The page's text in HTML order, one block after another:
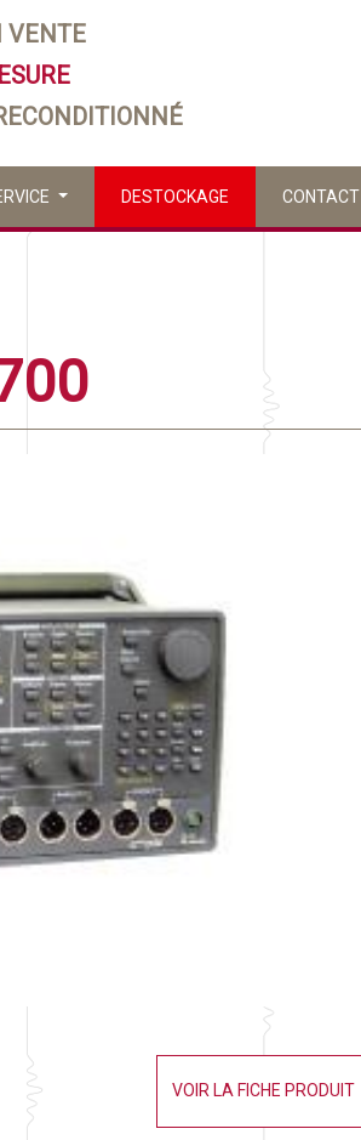
VENTE
DESTOCKAGE CONTACT
VOIR LA FICHE PRODUIT